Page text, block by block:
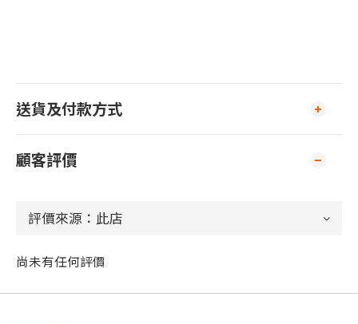
送貨及付款方式
顧客評價
尚未有任何評價